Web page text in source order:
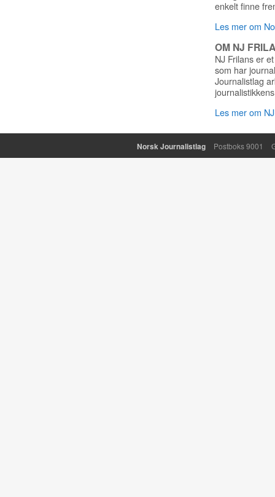
enkelt finne
Les mer om
OM NJ
NJ Frilans er
som har
Journalistlag
Les mer om
Norsk Journalistlag Postboks 9001